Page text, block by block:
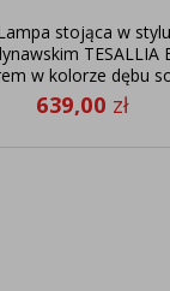
stojąca w stylu
TESALLIA
w kolorze dębu
639,00 zł